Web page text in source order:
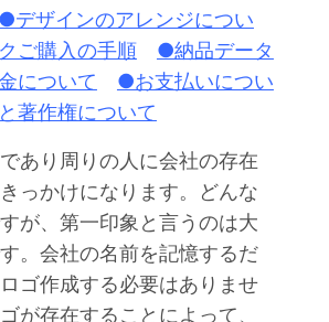
●デザインのアレンジについ
ご購入の手順
●納品データ
について
●お支払いについ
著作権について
あり周りの人に会社の存在
っかけになります。どんな
が、第一印象と言うのは大
。会社の名前を記憶するだ
ゴ作成する必要はありませ
が存在することによって、